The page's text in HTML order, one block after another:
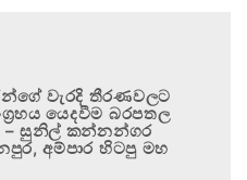
වැරදි තීරණවලට
යෙදවීම බරපතල
– සුනිල් කන්නන්ගර
අම්පාර හිටපු මහ